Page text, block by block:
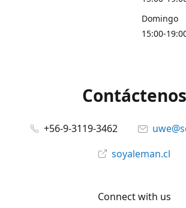
Domingo
15:00-
Contáctenos
+56-9-3119-3462
soyaleman.cl
Connect with us